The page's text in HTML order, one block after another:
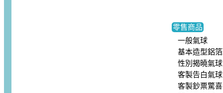
零售商品
一般氣球
基本造型鋁
性別揭曉氣球
客製告白氣球
客製鈔票驚